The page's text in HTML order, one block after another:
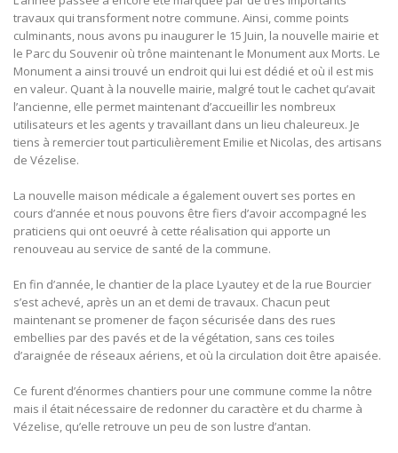
travaux qui transforment notre commune. Ainsi, comme points
culminants, nous avons pu inaugurer le 15 Juin, la nouvelle mairie et
le Parc du Souvenir où trône maintenant le Monument aux Morts. Le
Monument a ainsi trouvé un endroit qui lui est dédié et où il est mis
en valeur. Quant à la nouvelle mairie, malgré tout le cachet qu’avait
l’ancienne, elle permet maintenant d’accueillir les nombreux
utilisateurs et les agents y travaillant dans un lieu chaleureux. Je
tiens à remercier tout particulièrement Emilie et Nicolas, des artisans
de Vézelise.
La nouvelle maison médicale a également ouvert ses portes en
cours d’année et nous pouvons être fiers d’avoir accompagné les
praticiens qui ont oeuvré à cette réalisation qui apporte un
renouveau au service de santé de la commune.
En fin d’année, le chantier de la place Lyautey et de la rue Bourcier
s’est achevé, après un an et demi de travaux. Chacun peut
maintenant se promener de façon sécurisée dans des rues
embellies par des pavés et de la végétation, sans ces toiles
d’araignée de réseaux aériens, et où la circulation doit être apaisée.
Ce furent d’énormes chantiers pour une commune comme la nôtre
mais il était nécessaire de redonner du caractère et du charme à
Vézelise, qu’elle retrouve un peu de son lustre d’antan.